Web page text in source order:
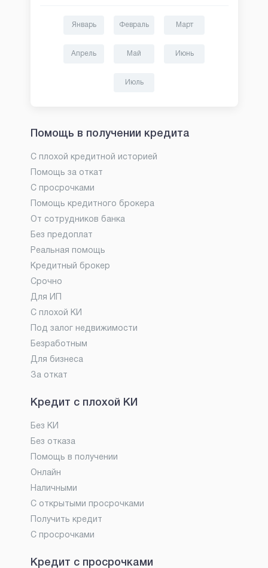
Январь Февраль Март
Апрель Май Июнь
Июль
Помощь в получении кредита
С плохой кредитной историей
Помощь за откат
С просрочками
Помощь кредитного брокера
От сотрудников банка
Без предоплат
Реальная помощь
Кредитный брокер
Срочно
Для ИП
С плохой КИ
Под залог недвижимости
Безработным
Для бизнеса
За откат
Кредит с плохой КИ
Без КИ
Без отказа
Помощь в получении
Онлайн
Наличными
С открытыми просрочками
Получить кредит
С просрочками
Кредит с просрочками